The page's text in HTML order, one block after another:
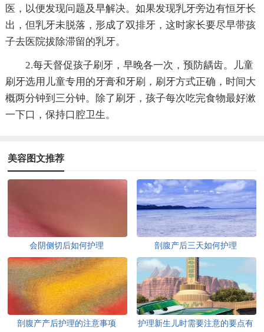
医，以便发现问题及早解决。如果发现乳牙旁边有恒牙长
出，但乳牙未脱落，形成了双排牙，这时家长要尽早带孩
子去医院拔除滞留的乳牙。
2.每天督促孩子刷牙，早晚各一次，预防龋齿。儿童
刷牙选用儿童专用的牙膏和牙刷，刷牙方式正确，时间大
概两分钟到三分钟。除了刷牙，孩子每次吃完食物最好漱
一下口，保持口腔卫生。
美容图文推荐
会阴侧切后如何护理 剖腹产后三天如何护理
剖腹产产后护理的注意事项
护理新生儿时需要注意的要点有